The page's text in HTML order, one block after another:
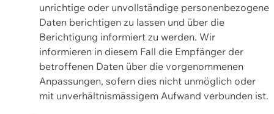
unrichtige oder unvollständige personenbezogene
Daten berichtigen zu lassen und über die
Berichtigung informiert zu werden. Wir
informieren in diesem Fall die Empfänger der
betroffenen Daten über die vorgenommenen
Anpassungen, sofern dies nicht unmöglich oder
mit unverhältnismässigem Aufwand verbunden ist.